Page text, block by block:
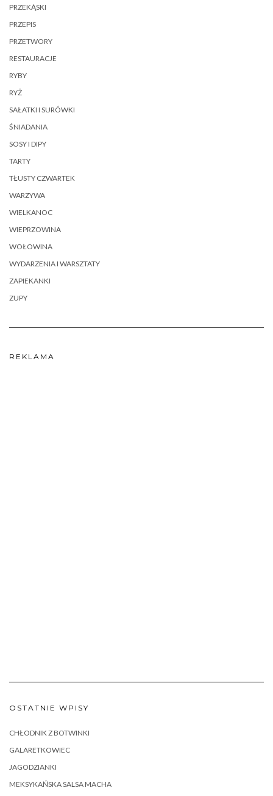
PRZEKĄSKI
PRZEPIS
PRZETWORY
RESTAURACJE
RYBY
RYŻ
SAŁATKI I SURÓWKI
ŚNIADANIA
SOSY I DIPY
TARTY
TŁUSTY CZWARTEK
WARZYWA
WIELKANOC
WIEPRZOWINA
WOŁOWINA
WYDARZENIA I WARSZTATY
ZAPIEKANKI
ZUPY
REKLAMA
OSTATNIE WPISY
CHŁODNIK Z BOTWINKI
GALARETKOWIEC
JAGODZIANKI
MEKSYKAŃSKA SALSA MACHA